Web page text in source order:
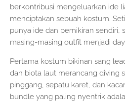
berkontribusi mengeluarkan ide
menciptakan sebuah kostum.
punya ide dan pemikiran sendiri,
masing-masing outfit menjadi
Pertama kostum bikinan sang
dan biota laut merancang diving
pinggang, sepatu karet, dan
bundle yang paling nyentrik